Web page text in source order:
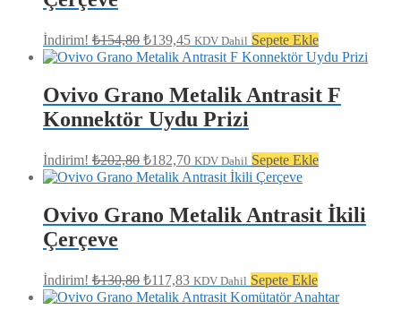
İndirim! ₺154,80 Orijinal
fiyat:
₺139,45 Şu
andaki
fiyat:
₺139,45.
KDV Dahil Sepete Ekle
Ovivo Grano Metalik Antrasit F
Konnektör Uydu Prizi
İndirim! ₺202,80 Orijinal
fiyat:
₺182,70Şu
andaki
fiyat:
₺182,70.
KDV Dahil Sepete Ekle
Ovivo Grano Metalik Antrasit İkili
Çerçeve
İndirim! ₺130,80 Orijinal
fiyat:
₺117,83 Şu
andaki
fiyat:
KDV Dahil Sepete Ekle